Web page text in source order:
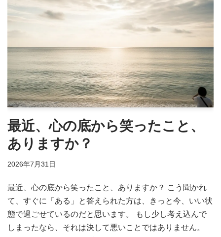
最近、心の底から笑ったこと、
ありますか？
2026年7月31日
最近、心の底から笑ったこと、ありますか？ こう聞かれ
て、すぐに「ある」と答えられた方は、きっと今、いい状
態で過ごせているのだと思います。 もし少し考え込んで
しまったなら、それは決して悪いことではありません。